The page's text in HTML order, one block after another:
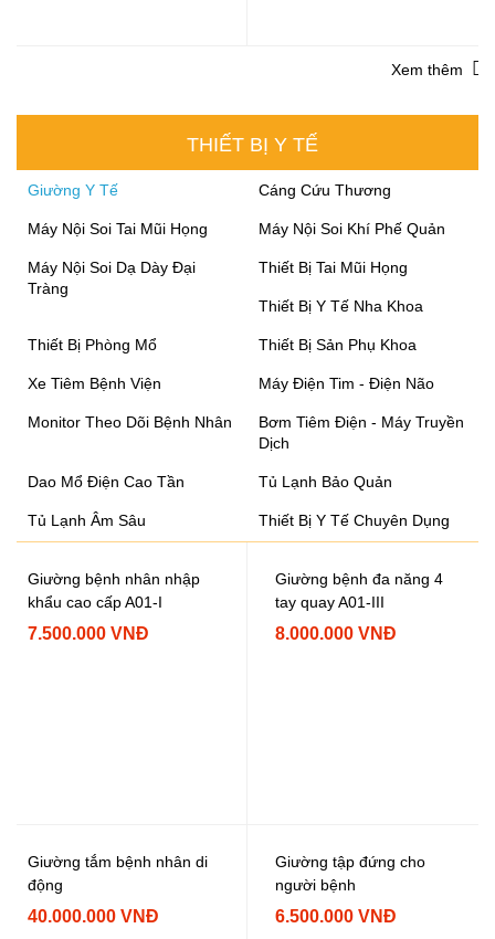
Xem thêm
THIẾT BỊ Y TẾ
Giường Y Tế Cáng Cứu Thương
Máy Nội Soi Tai Mũi Họng Máy Nội Soi Khí Phế Quản
Máy Nội Soi Dạ Dày Đại
Tràng
Thiết Bị Tai Mũi Họng
Thiết Bị Y Tế Nha Khoa
Thiết Bị Phòng Mổ Thiết Bị Sản Phụ Khoa
Xe Tiêm Bệnh Viện Máy Điện Tim - Điện Não
Monitor Theo Dõi Bệnh Nhân
Bơm Tiêm Điện - Máy Truyền
Dịch
Dao Mổ Điện Cao Tần Tủ Lạnh Bảo Quản
Tủ Lạnh Âm Sâu Thiết Bị Y Tế Chuyên Dụng
Giường bệnh nhân nhập
khẩu cao cấp A01-I
7.500.000 VNĐ
Giường bệnh đa năng 4
tay quay A01-III
8.000.000 VNĐ
Giường tắm bệnh nhân di
động
40.000.000 VNĐ
Giường tập đứng cho
người bệnh
6.500.000 VNĐ